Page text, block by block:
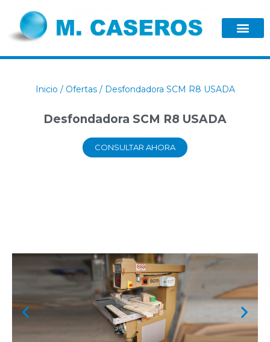
Inicio / Ofertas/ Desfondadora SCM R8 USADA
Desfondadora SCM R8 USADA
CONSULTAR AHORA